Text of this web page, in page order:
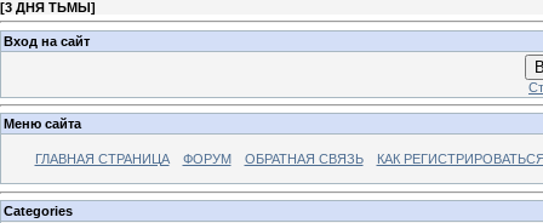
[3 ДНЯ ТЬМЫ]
Вход на сайт
Меню сайта
ГЛАВНАЯ СТРАНИЦА ФОРУМ ОБРАТНАЯ СВЯЗЬ КАК
Categories